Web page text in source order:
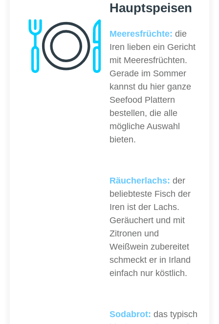
Hauptspeisen
Meeresfrüchte: die
Iren lieben ein Gericht
mit Meeresfrüchten.
Gerade im Sommer
kannst du hier ganze
Seefood Plattern
bestellen, die alle
mögliche Auswahl
bieten.
Räucherlachs: der
beliebteste Fisch der
Iren ist der Lachs.
Geräuchert und mit
Zitronen und
Weißwein zubereitet
schmeckt er in Irland
einfach nur köstlich.
Sodabrot: das typisch